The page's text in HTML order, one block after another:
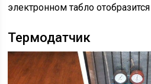
электронном табло
Термодатчик